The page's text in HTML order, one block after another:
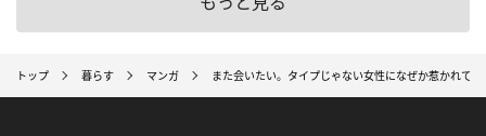
トップ 暮らす マンガ また会いたい。タイプじゃない女性になぜか惹かれて